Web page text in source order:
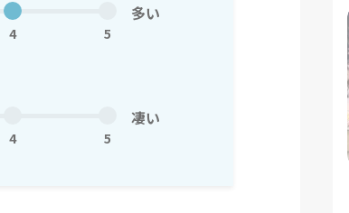
4 5
多い
4 5
凄い